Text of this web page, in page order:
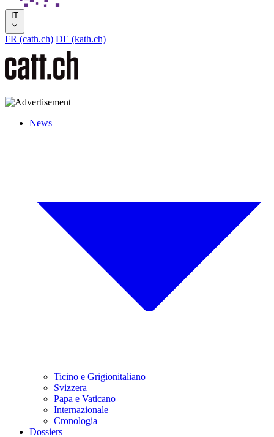
IT
FR (cath.ch) DE (kath.ch)
News
Ticino e Grigionitaliano
Svizzera
Papa e Vaticano
Internazionale
Cronologia
Dossiers